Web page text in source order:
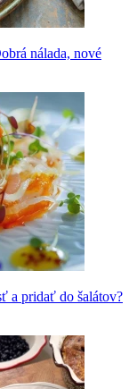
nálada, nové
a pridať do šalátov?